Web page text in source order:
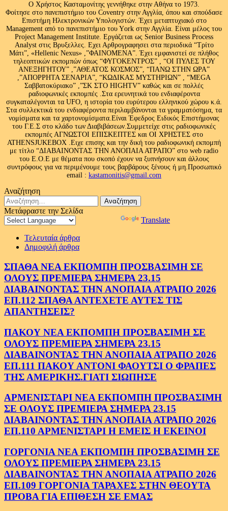
Ο Χρήστος Κασταμονίτης γεννήθηκε στην Αθήνα το 1973.
Φοίτησε στο πανεπιστήμιο του Coventry στην Αγγλία, όπου και σπούδασε
Επιστήμη Ηλεκτρονικών Υπολογιστών. Έχει μεταπτυχιακό στο
Management από το πανεπιστήμιο του Υork στην Αγγλία. Είναι μέλος του
Project Management Institute. Εργάζεται ως Senior Business Process
Analyst στις Βρυξελλες. Εχει Αρθρογραφησει στα περιοδικά “Τρίτο
Μάτι”, «Hellenic Nexus» ,”ΦΑΙΝΟΜΕΝΑ”. Έχει εμφανιστεί σε πλήθος
τηλεοπτικών εκπομπών όπως “ΦΥΓΟΚΕΝΤΡΟΣ” , “ΟΙ ΠΥΛΕΣ ΤΟΥ
ΑΝΕΞΗΓΗΤΟΥ” ,”ΑΘΕΑΤΟΣ ΚΟΣΜΟΣ”, “ΠΑΝΩ ΣΤΗΝ ΩΡΑ”
,”ΑΠΟΡΡΗΤΑ ΣΕΝΑΡΙΑ”, “ΚΩΔΙΚΑΣ ΜΥΣΤΗΡΙΩΝ” , “MEGA
Σαββατοκύριακο” ,”ΣΚ ΣΤΟ HIGHTV” καθώς και σε πολλές
ραδιοφωνικές εκπομπές .Στα ερευνητικά του ενδιαφέροντα
συγκαταλέγονται τα UFO, η ιστορία του ευρύτερου ελληνικού χώρου κ.ά.
Στα συλλεκτικά του ενδιαφέροντα περιλαμβάνονται τα γραμματόσημα, τα
νομίσματα και τα χαρτονομίσματα.Είναι Έφεδρος Ειδικός Επιστήμονας
του Γ.Ε.Σ στο κλάδο των Διαβιβάσεων.Συμμετείχε στις ραδιοφωνικές
εκπομπές ΑΓΝΩΣΤΟΙ ΕΠΙΣΚΕΠΤΕΣ και ΟΙ ΧΡΗΣΤΕΣ στο
ATHENSJUKEBOX .Ειχε επισης και την δική του ραδιοφωνική εκπομπή
με τίτλο “ΔΙΑΒΑΙΝΟΝΤΑΣ ΤΗΝ ΑΝΟΠΑΙΑ ΑΤΡΑΠΟ” στο web radio
του Ε.Ο.Ε με θέματα που σκοπό έχουν να ξυπνήσουν και άλλους
συντρόφους για να περιμένουμε τους βαρβάρους ξένους ή μη.Προσωπικό
email : kastamonitis@gmail.com
Αναζήτηση
Αναζήτηση
για:
Μετάφραστε την Σελίδα
Translate
Τελευταία άρθρα
Δημοφιλή άρθρα
ΣΠΑΘΑ ΝΕΑ ΕΚΠΟΜΠΗ ΠΡΟΣΒΑΣΙΜΗ ΣΕ
ΟΛΟΥΣ ΠΡΕΜΙΕΡΑ ΣΗΜΕΡΑ 23.15
ΔΙΑΒΑΙΝΟΝΤΑΣ ΤΗΝ ΑΝΟΠΑΙΑ ΑΤΡΑΠΟ 2026
ΕΠ.112 ΣΠΑΘΑ ΑΝΤΕΧΕΤΕ ΑΥΤΕΣ ΤΙΣ
ΑΠΑΝΤΗΣΕΙΣ?
ΠΑΚΟΥ ΝΕΑ ΕΚΠΟΜΠΗ ΠΡΟΣΒΑΣΙΜΗ ΣΕ
ΟΛΟΥΣ ΠΡΕΜΙΕΡΑ ΣΗΜΕΡΑ 23.15
ΔΙΑΒΑΙΝΟΝΤΑΣ ΤΗΝ ΑΝΟΠΑΙΑ ΑΤΡΑΠΟ 2026
ΕΠ.111 ΠΑΚΟΥ ΑΝΤΟΝΙ ΦΑΟΥΤΣΙ Ο ΦΡΑΠΕΣ
ΤΗΣ ΑΜΕΡΙΚΗΣ.ΓΙΑΤΙ ΣΙΩΠΗΣΕ
ΑΡΜΕΝΙΣΤΑΡΙ ΝΕΑ ΕΚΠΟΜΠΗ ΠΡΟΣΒΑΣΙΜΗ
ΣΕ ΟΛΟΥΣ ΠΡΕΜΙΕΡΑ ΣΗΜΕΡΑ 23.15
ΔΙΑΒΑΙΝΟΝΤΑΣ ΤΗΝ ΑΝΟΠΑΙΑ ΑΤΡΑΠΟ 2026
ΕΠ.110 ΑΡΜΕΝΙΣΤΑΡΙ Η ΕΜΕΙΣ Η ΕΚΕΙΝΟΙ
ΓΟΡΓΟΝΙΑ ΝΕΑ ΕΚΠΟΜΠΗ ΠΡΟΣΒΑΣΙΜΗ ΣΕ
ΟΛΟΥΣ ΠΡΕΜΙΕΡΑ ΣΗΜΕΡΑ 23.15
ΔΙΑΒΑΙΝΟΝΤΑΣ ΤΗΝ ΑΝΟΠΑΙΑ ΑΤΡΑΠΟ 2026
ΕΠ.109 ΓΟΡΓΟΝΙΑ ΤΑΡΑΧΕΣ ΣΤΗΝ ΘΕΟΥΤΑ
ΠΡΟΒΑ ΓΙΑ ΕΠΙΘΕΣΗ ΣΕ ΕΜΑΣ